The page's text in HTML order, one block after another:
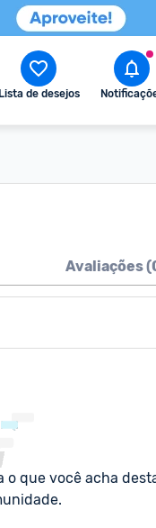
Lista de desejos
Avaliações (
o que você acha